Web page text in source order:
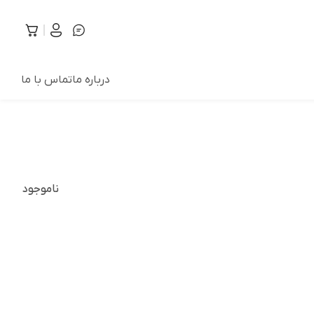
درباره ماتماس با ما
ناموجود